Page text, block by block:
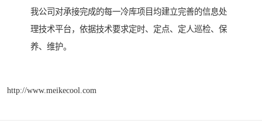
我公司对承接完成的每一冷库项目均建立完善的信息处
理技术平台，依据技术要求定时、定点、定人巡检、保
养、维护。
http://www.meikecool.com